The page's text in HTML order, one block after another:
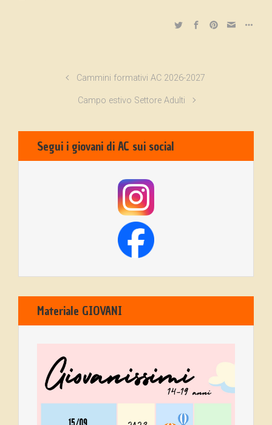
Cammini formativi AC 2026-2027
Campo estivo Settore Adulti
Segui i giovani di AC sui social
Materiale GIOVANI